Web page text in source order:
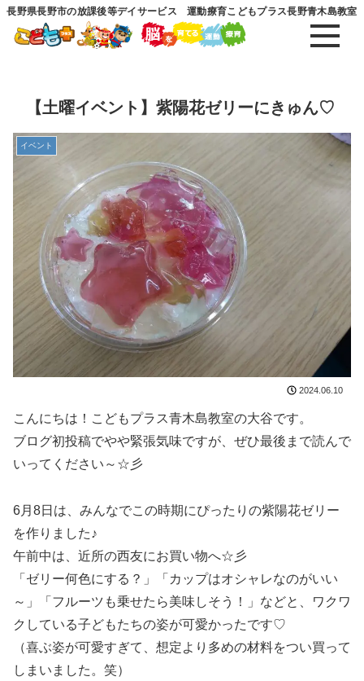
長野県長野市の放課後等デイサービス 運動療育こどもプラス長野青木島教室
【土曜イベント】紫陽花ゼリーにきゅん♡
イベント
2024.06.10
こんにちは！こどもプラス青木島教室の大谷です。
ブログ初投稿でやや緊張気味ですが、ぜひ最後まで読んで
いってください～☆彡
6月8日は、みんなでこの時期にぴったりの紫陽花ゼリー
を作りました♪
午前中は、近所の西友にお買い物へ☆彡
「ゼリー何色にする？」「カップはオシャレなのがいい
～」「フルーツも乗せたら美味しそう！」などと、ワクワ
クしている子どもたちの姿が可愛かったです♡
（喜ぶ姿が可愛すぎて、想定より多めの材料をつい買って
しまいました。笑）